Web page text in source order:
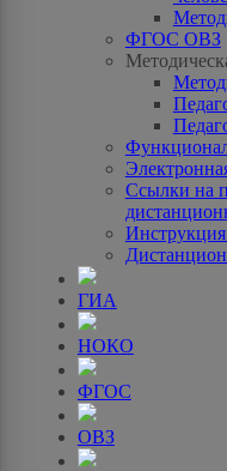
ФГОС ОВЗ
Ссылки на
ГИА
НОКО
ФГОС
ОВЗ